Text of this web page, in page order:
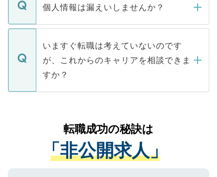
■応募殺到を避けるため 人気のある医療機
関を公にしてしまうと、応募が殺到する場
に、医療機関が求める条件に合った人材の
みを人材紹介会社に依頼するケースが増え
ています。
ん。また、仮に応募先から内定をいただい
定を承諾する必要はありません。内定先へ
の辞退の連絡はキャリアパートナーが行い
個人情報は漏えいしませんか？
個人情報が漏えいすることはありませんの
で、ご安心ください。当サイトからの登録
などで収集したご登録者様の個人情報は、
ご本人のキャリアアップおよび転職活動の
支援を目的に使用いたします。お預かりし
ているすべての個人データはご本人の許可
は、個人情報の取り扱いについての厳密な
管理基準を満たした事業者のみに付与され
る、プライバシーマークを取得済みです。
いますぐ転職は考えていないのです
が、これからのキャリアを相談できま
すか？
かがいして、現在の医療機関の状況や紹介
経験をまじえながら、適切なアドバイスを
させていただきます。すぐにご転職をされ
ない方には、長期的なサポートが可能です
ので、まずはご登録ください。
転職成功の秘訣は
「非公開求人」